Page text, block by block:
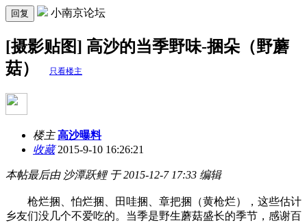
回复 小南京论坛
[摄影贴图] 高沙的当季野味-捆朵（野蘑
菇）
只看楼主
楼主 高沙曝料
收藏2015-9-10 16:26:21
本帖最后由 沙潭跃鲤 于 2015-12-7 17:33 编辑
枪烂捆、怕烂捆、田哇捆、章把捆（黄枪烂），这些估计
乡友们没几个不爱吃的。当季是野生蘑菇盛长的季节，感谢百